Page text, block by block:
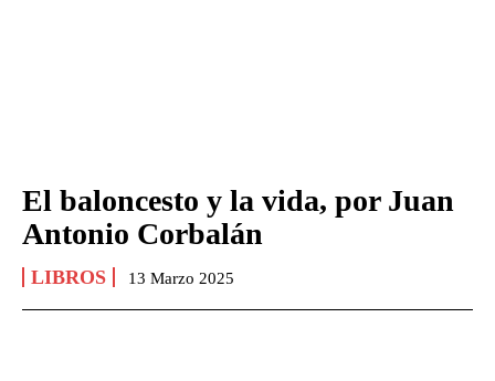
El baloncesto y la vida, por Juan
Antonio Corbalán
LIBROS 13 Marzo 2025